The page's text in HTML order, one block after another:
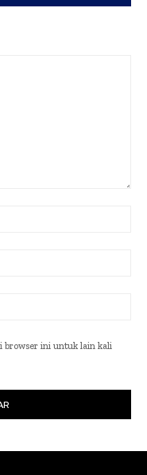
browser ini untuk lain kali